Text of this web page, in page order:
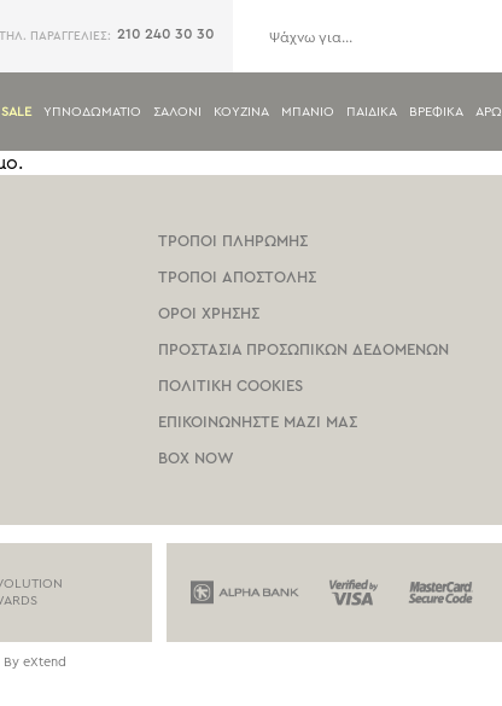
ΤΗΛ. ΠΑΡΑΓΓΕΛΙΕΣ: 210 240 30 30
SALE ΥΠΝΟΔΩΜΑΤΙΟ ΣΑΛΟΝΙ ΚΟΥΖΙΝΑ ΜΠΑΝΙΟ ΠΑΙΔΙΚΑ ΒΡΕΦΙΚΑ
ΤΡΟΠΟΙ ΠΛΗΡΩΜΗΣ
ΤΡΟΠΟΙ ΑΠΟΣΤΟΛΗΣ
ΟΡΟΙ ΧΡΗΣΗΣ
ΠΡΟΣΤΑΣΙΑ ΠΡΟΣΩΠΙΚΩΝ ΔΕΔΟΜΕΝΩΝ
ΠΟΛΙΤΙΚΗ COOKIES
ΕΠΙΚΟΙΝΩΝΗΣΤΕ ΜΑΖΙ ΜΑΣ
BOX NOW
By eXtend